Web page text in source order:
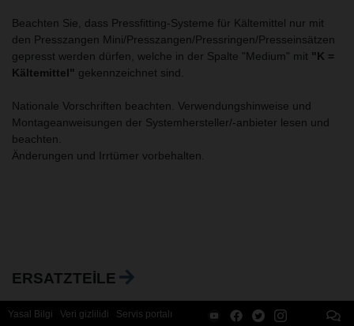
Beachten Sie, dass Pressfitting-Systeme für Kältemittel nur mit
den Presszangen Mini/Presszangen/Pressringen/Presseinsätzen
gepresst werden dürfen, welche in der Spalte "Medium" mit "K =
Kältemittel" gekennzeichnet sind.
Nationale Vorschriften beachten. Verwendungshinweise und
Montageanweisungen der Systemhersteller/-anbieter lesen und
beachten.
Änderungen und Irrtümer vorbehalten.
ERSATZTEILE
Yasal Bilgi Veri gizliliđi Servis portalı